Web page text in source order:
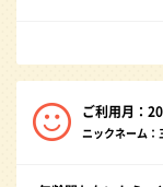
ご利用月：
ニックネーム：